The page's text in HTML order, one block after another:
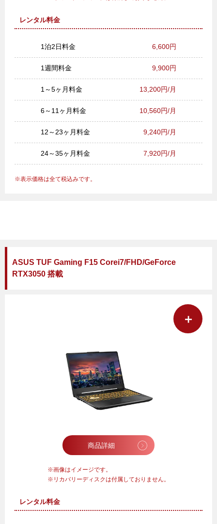
レンタル料金
1泊2日料金 6,600円
1週間料金 9,900円
1～5ヶ月料金 13,200円/月
6～11ヶ月料金 10,560円/月
12～23ヶ月料金 9,240円/月
24～35ヶ月料金 7,920円/月
表示価格は全て税込みです。
ASUS TUF Gaming F15 Corei7/FHD/GeForce
RTX3050 搭載
＋
商品詳細
画像はイメージです。
リカバリーディスクは付属しておりません。
レンタル料金